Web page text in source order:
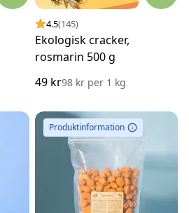
4.5(145)
Ekologisk cracker,
rosmarin 500 g
49 kr98 kr per 1 kg
Produktinformation